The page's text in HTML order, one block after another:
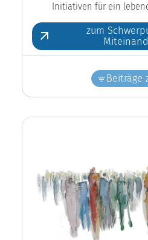
Initiativen für ein
zum
Beiträge